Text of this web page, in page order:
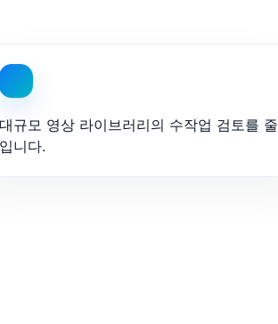
대규모 영상 라이브러리의 수작업 검토를 줄
입니다.